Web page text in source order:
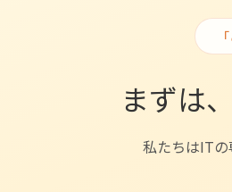
まずは、
私たちはIT